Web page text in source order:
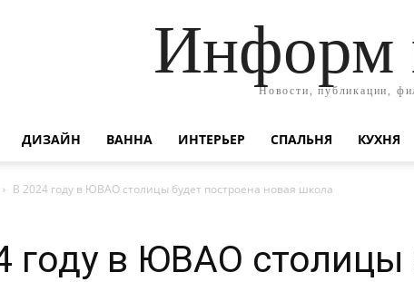
Информ
Новости, публикации,
ДИЗАЙН ВАННА ИНТЕРЬЕР СПАЛЬНЯ КУХНЯ
В 2024 году в ЮВАО столицы будет построена новая школа
году в ЮВАО столицы